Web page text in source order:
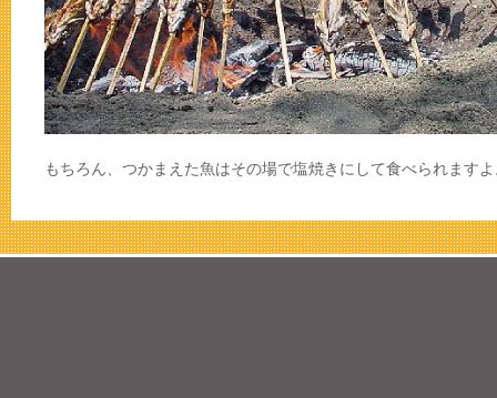
もちろん、つかまえた魚はその場で塩焼きにして食べられます